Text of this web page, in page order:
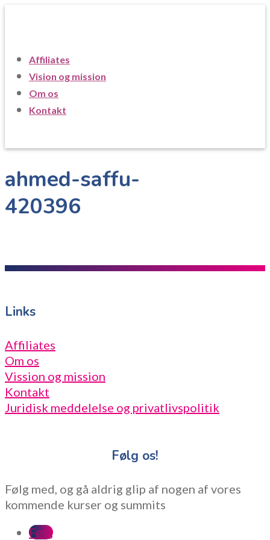
Affiliates
Vision og mission
Om os
Kontakt
ahmed-saffu-
420396
Links
Affiliates
Om os
Vission og mission
Kontakt
Juridisk meddelelse og privatlivspolitik
Følg os!
Følg med, og gå aldrig glip af nogen af vores
kommende kurser og summits
Følg